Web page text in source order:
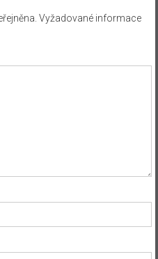
Vyžadované informace